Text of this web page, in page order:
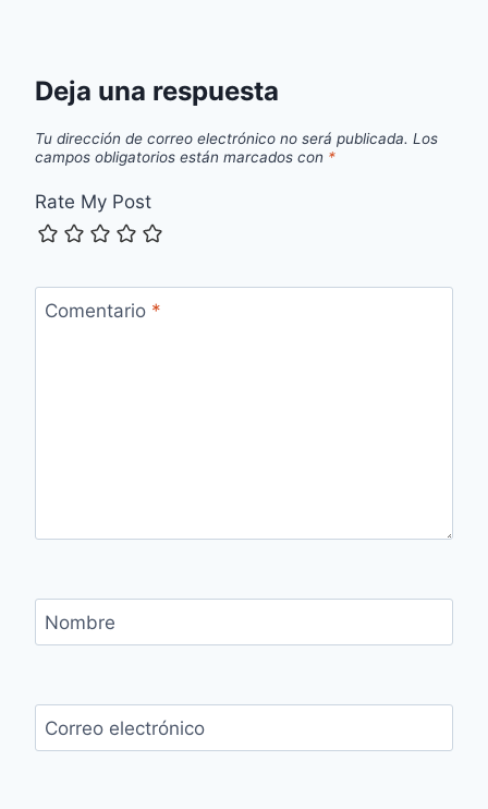
Deja una respuesta
Tu dirección de correo electrónico no será publicada. Los
campos obligatorios están marcados con *
Rate My Post
Comentario *
Nombre
Correo electrónico